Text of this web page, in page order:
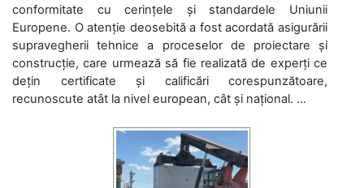
conformitate cu cerințele și standardele Uniunii
Europene. O atenție deosebită a fost acordată asigurării
supravegherii tehnice a proceselor de proiectare și
construcție, care urmează să fie realizată de experți ce
dețin certificate și calificări corespunzătoare,
recunoscute atât la nivel european, cât și național. ...